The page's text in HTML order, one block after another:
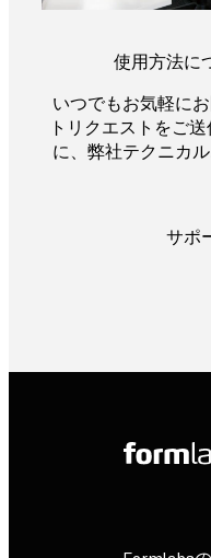
使用方法に
いつでもお気軽に
トリクエストをご
に、弊社テクニカ
サポ